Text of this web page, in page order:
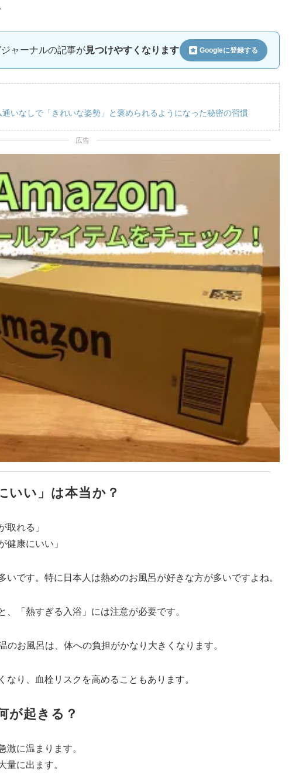
ャーナルの記事が見つけやすくなります Googleに登録する
いなしで「きれいな姿勢」と褒められるようになった秘密の習慣
広告
いい」は本当か？
取れる」
健康にいい」
いです。特に日本人は熱めのお風呂が好きな方が多いですよね。
、「熱すぎる入浴」には注意が必要です。
お風呂は、体への負担がかなり大きくなります。
なり、血栓リスクを高めることもあります。
が起きる？
激に温まります。
量に出ます。